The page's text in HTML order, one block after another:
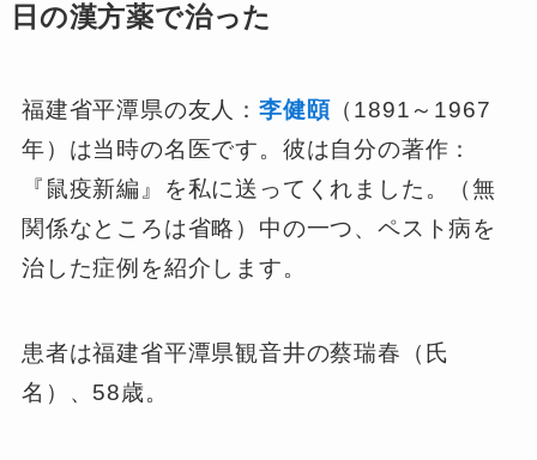
日の漢方薬で治った
福建省平潭県の友人： 李健頤（1891～1967
年）は当時の名医です。彼は自分の著作：
『鼠疫新編』を私に送ってくれました。（無
関係なところは省略）中の一つ、ペスト病を
治した症例を紹介します。
患者は福建省平潭県観音井の蔡瑞春（氏
名）、58歳。